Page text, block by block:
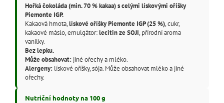
Hořká čokoláda (min. 70 % kakaa) s celými lískovými oříšky
Piemonte IGP.
Kakaová hmota, lískové oříšky Piemonte IGP (25 %), cukr,
kakaové máslo, emulgátor:lecitin ze SOJI , přírodní aroma
vanilky.
Bez lepku.
Může obsahovat:jiné ořechy a mléko.
Alergeny:lískové oříšky, sója. Může obsahovat mléko a jiné
ořechy.
Nutriční hodnoty na 100 g